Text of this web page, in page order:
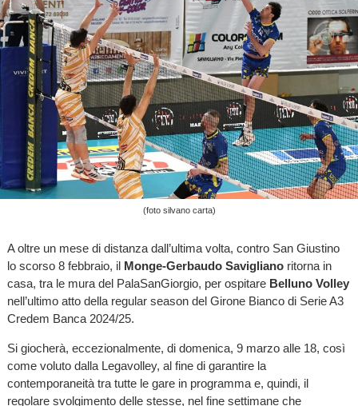
(foto silvano carta)
A oltre un mese di distanza dall’ultima volta, contro San Giustino
lo scorso 8 febbraio, il Monge-Gerbaudo Saviglianoritorna in
casa, tra le mura del PalaSanGiorgio, per ospitare Belluno Volley
nell’ultimo atto della regular season del Girone Bianco di Serie A3
Credem Banca 2024/25.
Si giocherà, eccezionalmente, di domenica, 9 marzo alle 18, così
come voluto dalla Legavolley, al fine di garantire la
contemporaneità tra tutte le gare in programma e, quindi, il
regolare svolgimento delle stesse, nel fine settimane che